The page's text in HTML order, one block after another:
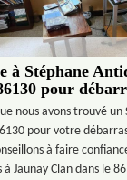
à Stéphane
pour
nous avons trouvé
pour votre
à faire
Jaunay Clan dans le